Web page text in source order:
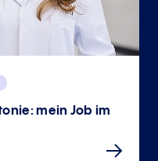
mein Job im